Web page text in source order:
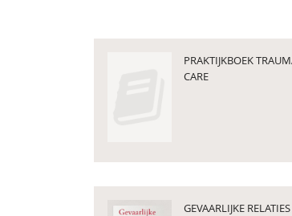
PRAKTIJKBOEK
CARE
GEVAARLIJKE